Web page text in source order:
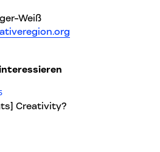
Weiß
Creativity?